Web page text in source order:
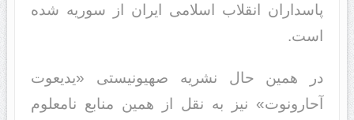
پاسداران انقلاب اسلامی ایران از سوریه شده
است.
در همین حال نشریه صهیونیستی «یدیعوت
آحارونوت» نیز به نقل از همین منابع نامعلوم